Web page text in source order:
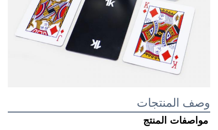
وصف المنتجات
مواصفات المنتج